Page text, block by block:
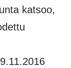
katsoo,